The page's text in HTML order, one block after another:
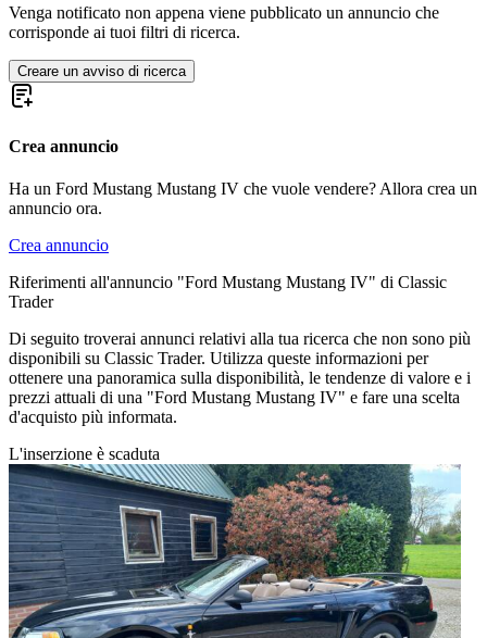
Ford Mustang I Serie 2 | X-Code
Ford Mustang I Serie 3
Ford Mustang I Serie 3 | G-Code
Ford Mustang I Serie 3 | H-Code
Ford Mustang I Serie 3 | O-Code
Ford Mustang I Serie 3 | R-Code
Ford Mustang I Serie 3 | S-Code
Ford Mustang I Serie 3 | Z-Code
Ford Mustang I Serie 4 | C-Code
Ford Mustang I Serie 4 | F-Code
Ford Mustang I Serie 4 | J-Code (Ram Air)
Ford Mustang I Serie 4 | L-Code
Ford Mustang I Serie 4 | M-Code
Ford Mustang I Serie 4 | Q-Code
Ford Mustang I Serie 4 | R-Code
Ford Mustang III
Ford Mustang IIII
Ford Mustang IV
Ford Mustang V
Ford Mustang VI
Ford Mustang VII
Modelli di Ford
Venga notificato non appena viene pubblicato un annuncio che
corrisponde ai tuoi filtri di ricerca.
Creare un avviso di ricerca
Crea annuncio
Ha un Ford Mustang Mustang IV che vuole vendere? Allora crea un
annuncio ora.
Crea annuncio
Riferimenti all'annuncio "Ford Mustang Mustang IV" di Classic
Trader
Di seguito troverai annunci relativi alla tua ricerca che non sono più
disponibili su Classic Trader. Utilizza queste informazioni per
ottenere una panoramica sulla disponibilità, le tendenze di valore e i
prezzi attuali di una "Ford Mustang Mustang IV" e fare una scelta
d'acquisto più informata.
L'inserzione è scaduta